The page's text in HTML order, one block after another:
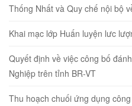
Thống Nhất và Quy chế nội bộ
Khai mạc lớp Huấn luyện lưc
Quyết định về việc công bố
Nghiệp trên tỉnh BR-VT
Thu hoạch chuối ứng dụng